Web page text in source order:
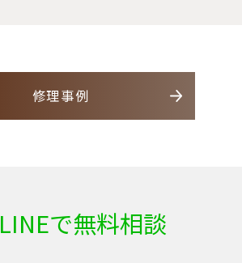
修理事例
LINEで無料相談